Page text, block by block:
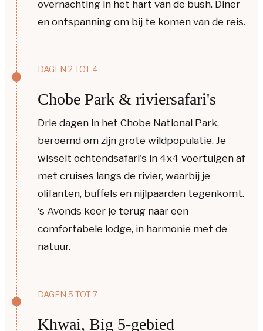
overnachting in het hart van de bush. Diner
en ontspanning om bij te komen van de reis.
DAGEN 2 TOT 4
Chobe Park & riviersafari's
Drie dagen in het Chobe National Park,
beroemd om zijn grote wildpopulatie. Je
wisselt ochtendsafari's in 4x4 voertuigen af
met cruises langs de rivier, waarbij je
olifanten, buffels en nijlpaarden tegenkomt.
‘s Avonds keer je terug naar een
comfortabele lodge, in harmonie met de
natuur.
DAGEN 5 TOT 7
Khwai, Big 5-gebied